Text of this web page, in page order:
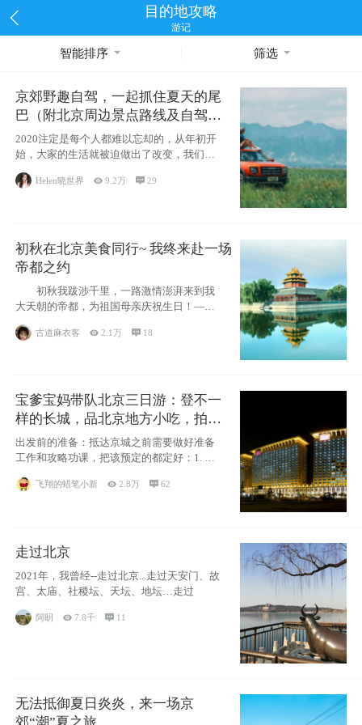
目的地攻略
游记
智能排序 筛选
京郊野趣自驾，一起抓住夏天的尾
巴（附北京周边景点路线及自驾攻
略）
2020注定是每个人都难以忘却的，从年初开
始，大家的生活就被迫做出了改变，我们也
不例外。本来双双辞职是为
Helen晓世界 9.2万 29
初秋在北京美食同行~ 我终来赴一场
帝都之约
初秋我跋涉千里，一路激情澎湃来到我
大天朝的帝都，为祖国母亲庆祝生日！——
古道麻衣客 2.1万  18
宝爹宝妈带队北京三日游：登不一
样的长城，品北京地方小吃，拍盘
古七星夜景！
出发前的准备：抵达京城之前需要做好准备
工作和攻略功课，把该预定的都定好：1. 酒
飞翔的蜡笔小新 2.8万 62
走过北京
2021年，我曾经--走过北京...走过天安门、故
宫、太庙、社稷坛、天坛、地坛…走过
阿眀 7.8千  11
无法抵御夏日炎炎，来一场京